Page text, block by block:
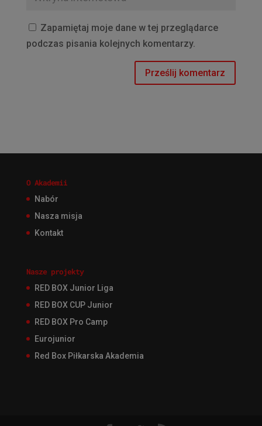
Zapamiętaj moje dane w tej przeglądarce
podczas pisania kolejnych komentarzy.
O Akademii
Nabór
Nasza misja
Kontakt
Nasze projekty
RED BOX Junior Liga
RED BOX CUP Junior
RED BOX Pro Camp
Eurojunior
Red Box Piłkarska Akademia